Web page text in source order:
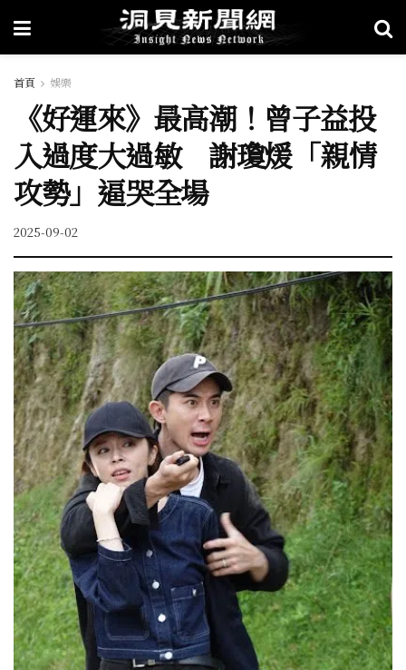
首頁 娛樂
《好運來》最高潮！曾子益投
入過度大過敏 謝瓊煖「親情
攻勢」逼哭全場
2025-09-02